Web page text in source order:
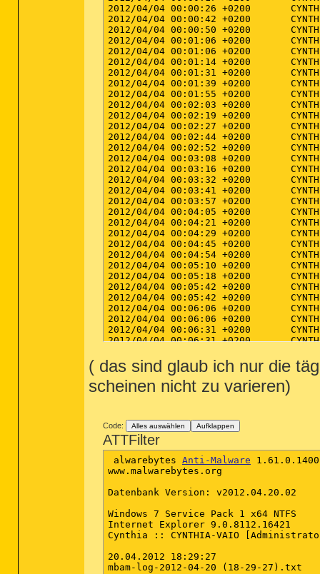
( das sind glaub ich nur die
scheinen nicht zu varieren)
Code: Alles auswählen Aufklappen
ATTFilter
alwarebytes Anti-Malware 1.61.0.1400
www.malwarebytes.org
Datenbank Version: v2012.04.20.02
Windows 7 Service Pack 1 x64 NTFS
Internet Explorer 9.0.8112.16421
Cynthia :: CYNTHIA-VAIO
20.04.2012 18:29:27
mbam-log-2012-04-20 (18-29-27).txt